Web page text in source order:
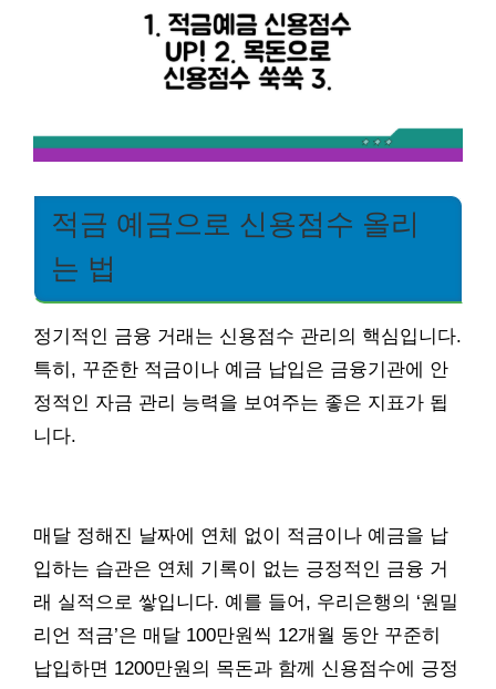
적금 예금으로 신용점수 올리
는 법
정기적인 금융 거래는 신용점수 관리의 핵심입니다.
특히, 꾸준한 적금이나 예금 납입은 금융기관에 안
정적인 자금 관리 능력을 보여주는 좋은 지표가 됩
니다.
매달 정해진 날짜에 연체 없이 적금이나 예금을 납
입하는 습관은 연체 기록이 없는 긍정적인 금융 거
래 실적으로 쌓입니다. 예를 들어, 우리은행의 ‘원밀
리언 적금’은 매달 100만원씩 12개월 동안 꾸준히
납입하면 1200만원의 목돈과 함께 신용점수에 긍정